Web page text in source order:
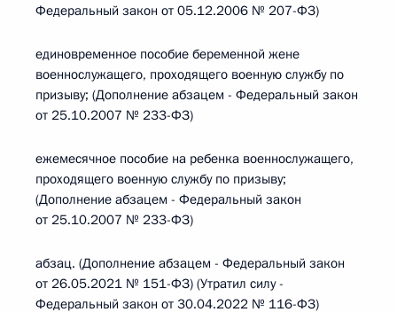
Федеральный закон от 05.12.2006 № 207-ФЗ)
единовременное пособие беременной жене
военнослужащего, проходящего военную службу по
призыву; (Дополнение абзацем - Федеральный закон
от 25.10.2007 № 233-ФЗ)
ежемесячное пособие на ребенка военнослужащего,
проходящего военную службу по призыву;
(Дополнение абзацем - Федеральный закон
от 25.10.2007 № 233-ФЗ)
абзац. (Дополнение абзацем - Федеральный закон
от 26.05.2021 № 151-ФЗ) (Утратил силу -
Федеральный закон от 30.04.2022 № 116-ФЗ)